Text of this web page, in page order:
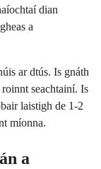
dian
a
ar dtús. Is gnáth
seachtainí. Is
laistigh de 1-2
míonna.
a